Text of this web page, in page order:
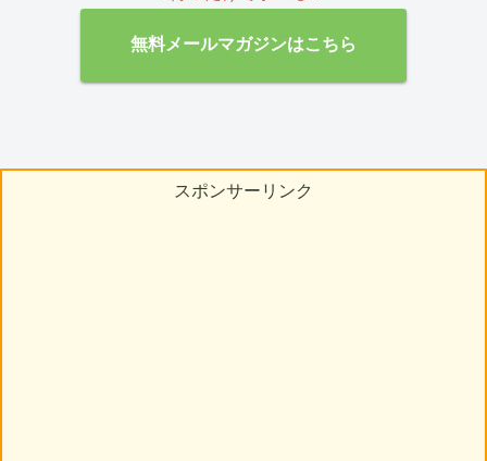
無料メールマガジンはこちら
スポンサーリンク